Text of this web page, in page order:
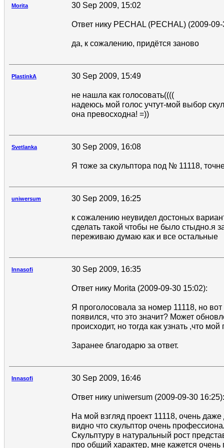
Morita 30 Sep 2009, 15:02
Ответ нику PECHAL (PECHAL) (2009-
да, к сожалению, придётся заново
PlastinkA 30 Sep 2009, 15:49
не нашла как голосовать((((
надеюсь мой голос учтут-мой выбор
она превосходна! =))
Svetlanka 30 Sep 2009, 16:08
Я тоже за скульптора под № 11118,
uniwersum 30 Sep 2009, 16:25
к сожалению неувидел достоных
сделать такой чтобы не было стыдно.я
переживаю думаю как и все остальные
Innasofi 30 Sep 2009, 16:35
Ответ нику Morita (2009-09-30 15:02):
Я проголосовала за номер 11118, но
появился, что это значит? Может
происходит, но тогда как узнать ,что мой
Заранее благодарю за ответ.
Innasofi 30 Sep 2009, 16:46
Ответ нику uniwersum (2009-09-30 16:25):
На мой взгляд проект 11118, очень
видно что скульптор очень
Скульптуру в натуральный рост
про общий характер, мне кажется очень